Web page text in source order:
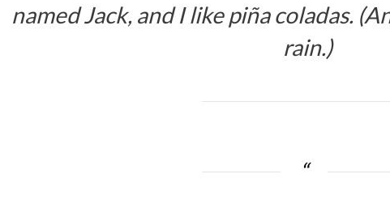
named Jack, and I like piña coladas.
rain.)